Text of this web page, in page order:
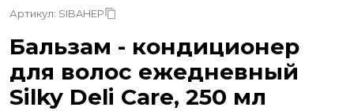
Артикул: SIBAHEP
Бальзам - кондиционер
для волос ежедневный
Silky Deli Care, 250 мл